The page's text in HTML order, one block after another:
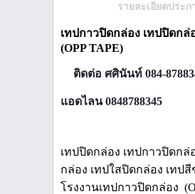
รายละเอียดประก
เทปกาวปิดกล่อง เทปปิดกล่
(OPP TAPE)
ติดต่อ ศศินันท์ 084-
แอดไลน 0848788345
เทปปิดกล่อง เทปกาวปิดกล่
กล่อง เทปใสปิดกล่อง เทป
โรงงานเทปกาวปิดกล่อง